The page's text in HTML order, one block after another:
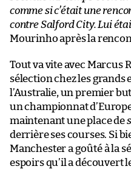
comme si c’était une
contre Salford City. Lui
Mourinho après la
Tout va vite avec Marcus
sélection chez les
l’Australie, un premier
un championnat
maintenant une place de
derrière ses courses. Si
Manchester a goûté à la
espoirs qu’il a découvert